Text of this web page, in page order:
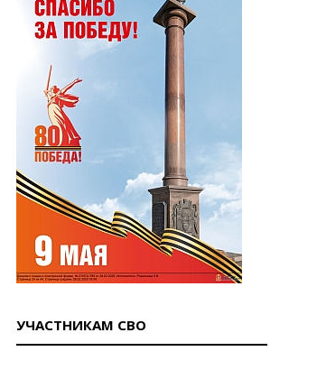
УЧАСТНИКАМ СВО